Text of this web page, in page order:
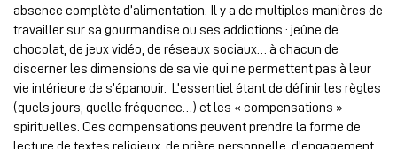
absence complète d’alimentation. Il y a de multiples manières de
travailler sur sa gourmandise ou ses addictions : jeûne de
chocolat, de jeux vidéo, de réseaux sociaux… à chacun de
discerner les dimensions de sa vie qui ne permettent pas à leur
vie intérieure de s’épanouir. L’essentiel étant de définir les règles
(quels jours, quelle fréquence…) et les « compensations »
spirituelles. Ces compensations peuvent prendre la forme de